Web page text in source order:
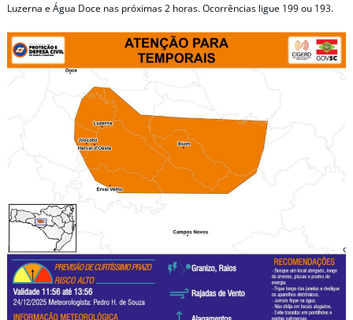
Luzerna e Água Doce nas próximas 2 horas. Ocorrências ligue 199 ou 193.